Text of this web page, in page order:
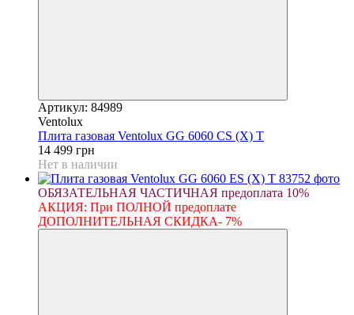
Артикул: 84989
Ventolux
Плита газовая Ventolux GG 6060 CS (X) T
14 499 грн
Нет в наличии
ОБЯЗАТЕЛЬНАЯ ЧАСТИЧНАЯ предоплата 10%
АКЦИЯ: При ПОЛНОЙ предоплате
ДОПОЛНИТЕЛЬНАЯ СКИДКА- 7%